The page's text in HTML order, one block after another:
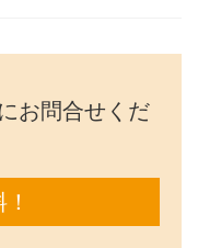
お問合せくだ